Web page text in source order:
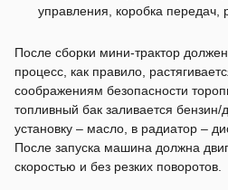
управления, коробка передач,
После сборки мини-трактор
процесс, как правило,
соображениям безопасности
топливный бак заливается бензин/
установку – масло, в радиатор –
После запуска машина должна
скоростью и без резких поворотов.